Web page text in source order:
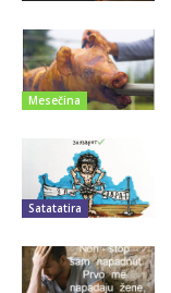
Mesečina
Satatatira